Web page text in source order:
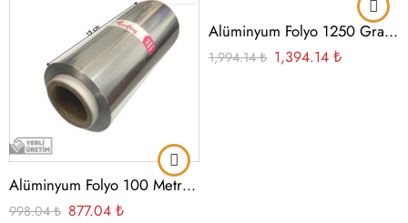
Alüminyum Folyo 100 Metre 80 Gram Masura
998.04₺ 877.04 ₺
Alüminyum Folyo 1250 Gram 250 Gram Masura
1,994.14₺ 1,394.14 ₺